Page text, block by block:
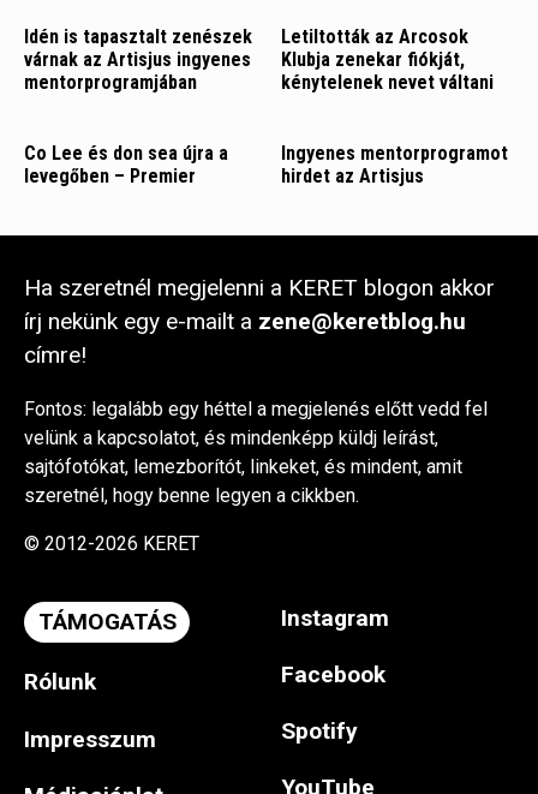
Idén is tapasztalt zenészek
várnak az Artisjus ingyenes
mentorprogramjában
Letiltották az Arcosok
Klubja zenekar fiókját,
kénytelenek nevet váltani
Co Lee és don sea újra a
levegőben – Premier
Ingyenes mentorprogramot
hirdet az Artisjus
Ha szeretnél megjelenni a KERET blogon akkor
írj nekünk egy e-mailt a zene@keretblog.hu
címre!
Fontos: legalább egy héttel a megjelenés előtt vedd fel
velünk a kapcsolatot, és mindenképp küldj leírást,
sajtófotókat, lemezborítót, linkeket, és mindent, amit
szeretnél, hogy benne legyen a cikkben.
© 2012-2026 KERET
TÁMOGATÁS
Rólunk
Impresszum
Instagram
Facebook
Spotify
YouTube